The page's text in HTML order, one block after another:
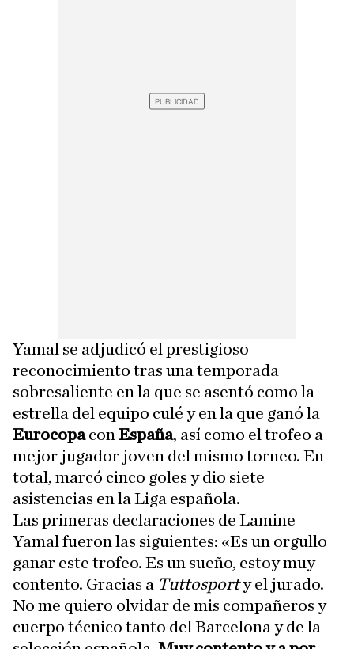
Yamal se adjudicó el prestigioso
reconocimiento tras una temporada
sobresaliente en la que se asentó como la
estrella del equipo culé y en la que ganó la
Eurocopacon España, así como el trofeo a
mejor jugador joven del mismo torneo. En
total, marcó cinco goles y dio siete
asistencias en la Liga española.
Las primeras declaraciones de Lamine
Yamal fueron las siguientes: «Es un orgullo
ganar este trofeo. Es un sueño, estoy muy
contento. Gracias a Tuttosporty el jurado.
No me quiero olvidar de mis compañeros y
cuerpo técnico tanto del Barcelona y de la